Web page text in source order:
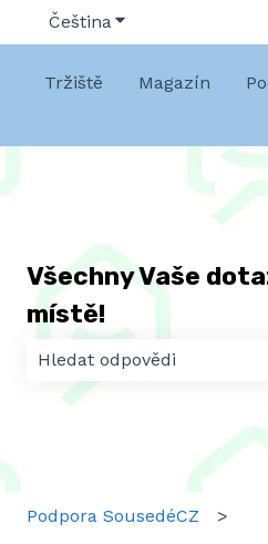
ČeštinaZobrazit
Tržiště Magazín
Všechny Vaše
místě!
K dispozici nejsou žádné
Podpora SousedéCZ